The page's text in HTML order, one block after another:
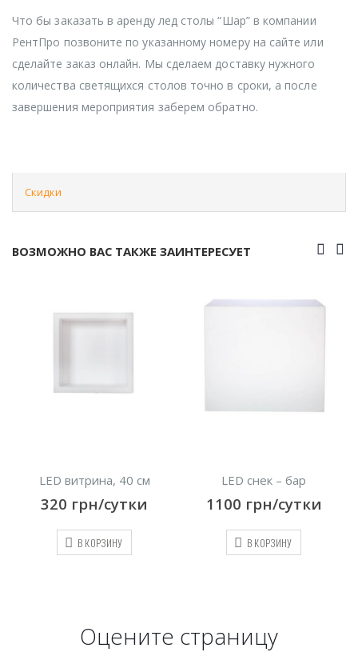
Что бы заказать в аренду лед столы “Шар” в компании
РентПро позвоните по указанному номеру на сайте или
сделайте заказ онлайн. Мы сделаем доставку нужного
количества светящихся столов точно в сроки, а после
завершения мероприятия заберем обратно.
Скидки
ВОЗМОЖНО ВАС ТАКЖЕ ЗАИНТЕРЕСУЕТ
LED снек – бар
1100грн/сутки
В КОРЗИНУ
Кресло Магнат, белое
700грн/сутки
В КОРЗИНУ
Оцените страницу